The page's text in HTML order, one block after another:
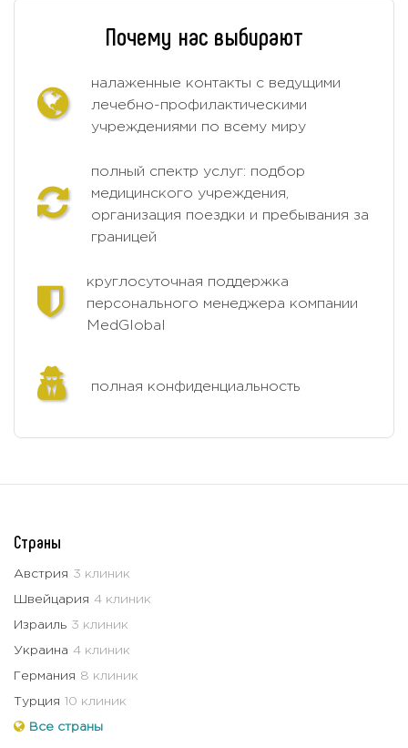
Почему нас выбирают
налаженные контакты с ведущими
лечебно-профилактическими
учреждениями по всему миру
полный спектр услуг: подбор
медицинского учреждения,
организация поездки и пребывания за
границей
круглосуточная поддержка
персонального менеджера компании
MedGlobal
полная конфиденциальность
Страны
Австрия 3 клиник
Швейцария 4 клиник
Израиль 3 клиник
Украина 4 клиник
Германия 8 клиник
Турция 10 клиник
Все страны